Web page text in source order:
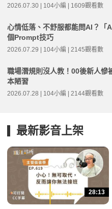
2026.07.30 | 104小編 | 1609觀看數
心情低落、不舒服都能問AI？「
個Prompt技巧
2026.07.29 | 104小編 | 2145觀看數
職場潛規則沒人教！00後新人慘
本陋習
2026.07.28 | 104小編 | 2144觀看數
最新影音上架
28:13